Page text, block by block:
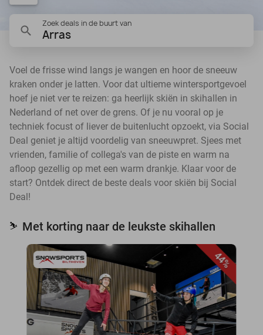
Zoek deals in de buurt van
Arras
Voel de frisse wind langs je wangen en hoor de sneeuw
kraken onder je latten. Voor dat ultieme wintersportgevoel
hoef je niet ver te reizen: ga heerlijk skiën in skihallen in
Nederland of net over de grens. Of je nu vooral op je
techniek focust of liever de buitenlucht opzoekt, via Social
Deal geniet je altijd voordelig van sneeuwpret. Sjees met
vrienden, familie of collega's van de piste en warm na
afloop gezellig op met een warm drankje. Klaar voor de
start? Ontdek direct de beste deals voor skiën bij Social
Deal!
⛷️ Met korting naar de leukste skihallen
44%